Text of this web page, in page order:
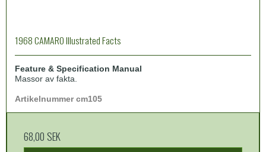
1968 CAMARO Illustrated Facts
Feature & Specification Manual
Massor av fakta.
Artikelnummer cm105
68,00 SEK